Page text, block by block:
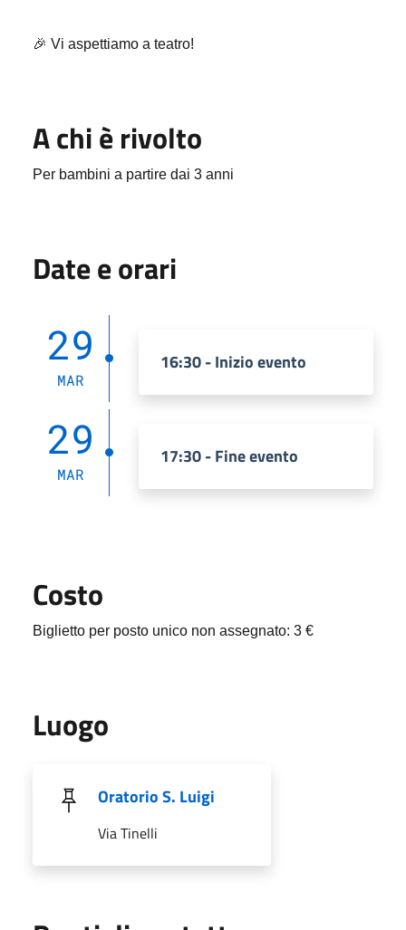
🎉 Vi aspettiamo a teatro!
A chi è rivolto
Per bambini a partire dai 3 anni
Date e orari
29
MAR
16:30 - Inizio evento
29
MAR
17:30 - Fine evento
Costo
Biglietto per posto unico non assegnato: 3 €
Luogo
Oratorio S. Luigi
Via Tinelli